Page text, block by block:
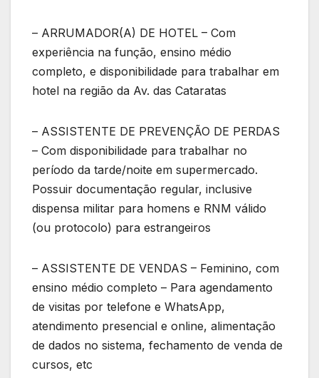
– ARRUMADOR(A) DE HOTEL – Com
experiência na função, ensino médio
completo, e disponibilidade para trabalhar em
hotel na região da Av. das Cataratas
– ASSISTENTE DE PREVENÇÃO DE PERDAS
– Com disponibilidade para trabalhar no
período da tarde/noite em supermercado.
Possuir documentação regular, inclusive
dispensa militar para homens e RNM válido
(ou protocolo) para estrangeiros
– ASSISTENTE DE VENDAS – Feminino, com
ensino médio completo – Para agendamento
de visitas por telefone e WhatsApp,
atendimento presencial e online, alimentação
de dados no sistema, fechamento de venda de
cursos, etc